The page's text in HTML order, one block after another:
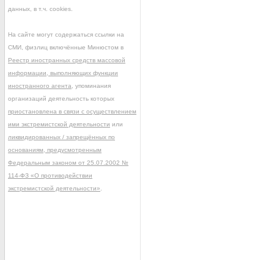
данных, в т.ч. cookies.
На сайте могут содержаться ссылки на
СМИ, физлиц включённые Минюстом в
Реестр иностранных средств массовой
информации, выполняющих функции
иностранного агента , упоминания
организаций деятельность которых
приостановлена в связи с осуществлением
ими экстремистской деятельности или
ликвидированных / запрещённых по
основаниям, предусмотренным
Федеральным законом от 25.07.2002 №
114-ФЗ «О противодействии
экстремистской деятельности»